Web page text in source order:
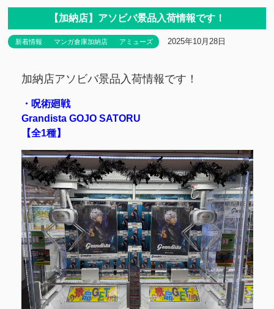
【加納店】アソビバ景品入荷情報です！
新着情報 マンガ倉庫加納店 アミューズ 2025年10月28日
加納店アソビバ景品入荷情報です！
・呪術廻戦
Grandista GOJO SATORU
【全1種】